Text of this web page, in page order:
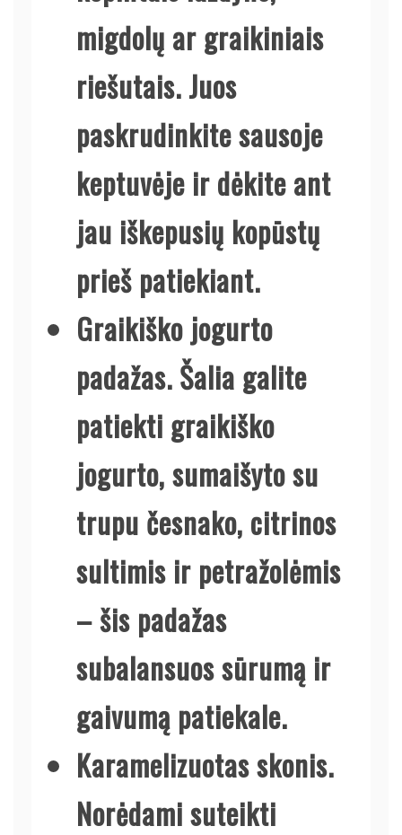
migdolų ar graikiniais
riešutais. Juos
paskrudinkite sausoje
keptuvėje ir dėkite ant
jau iškepusių kopūstų
prieš patiekiant.
Graikiško jogurto
padažas.Šalia galite
patiekti graikiško
jogurto, sumaišyto su
trupu česnako, citrinos
sultimis ir petražolėmis
– šis padažas
subalansuos sūrumą ir
gaivumą patiekale.
Karamelizuotas skonis.
Norėdami suteikti